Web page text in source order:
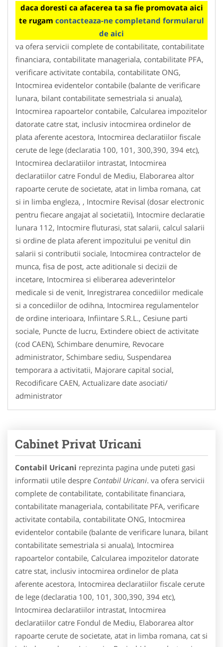
daca doresti ca afacerea ta sa fie promovata aici
te rugam contacteaza-ne completand formularul
de aici
va ofera servicii complete de contabilitate, contabilitate
financiara, contabilitate manageriala, contabilitate PFA,
verificare activitate contabila, contabilitate ONG,
Intocmirea evidentelor contabile (balante de verificare
lunara, bilant contabilitate semestriala si anuala),
Intocmirea rapoartelor contabile, Calcularea impozitelor
datorate catre stat, inclusiv intocmirea ordinelor de
plata aferente acestora, Intocmirea declaratiilor fiscale
cerute de lege (declaratia 100, 101, 300,390, 394 etc),
Intocmirea declaratiilor intrastat, Intocmirea
declaratiilor catre Fondul de Mediu, Elaborarea altor
rapoarte cerute de societate, atat in limba romana, cat
si in limba engleza, , Intocmire Revisal (dosar electronic
pentru fiecare angajat al societatii), Intocmire declaratie
lunara 112, Intocmire fluturasi, stat salarii, calcul salarii
si ordine de plata aferent impozitului pe venitul din
salarii si contributii sociale, Intocmirea contractelor de
munca, fisa de post, acte aditionale si decizii de
incetare, Intocmirea si eliberarea adeverintelor
medicale si de venit, Inregistrarea concediilor medicale
si a concediilor de odihna, Intocmirea regulamentelor
de ordine interioara, Infiintare S.R.L., Cesiune parti
sociale, Puncte de lucru, Extindere obiect de activitate
(cod CAEN), Schimbare denumire, Revocare
administrator, Schimbare sediu, Suspendarea
temporara a activitatii, Majorare capital social,
Recodificare CAEN, Actualizare date asociati/
administrator
Cabinet Privat Uricani
Contabil Uricani reprezinta pagina unde puteti gasi
informatii utile despre Contabil Uricani. va ofera servicii
complete de contabilitate, contabilitate financiara,
contabilitate manageriala, contabilitate PFA, verificare
activitate contabila, contabilitate ONG, Intocmirea
evidentelor contabile (balante de verificare lunara, bilant
contabilitate semestriala si anuala), Intocmirea
rapoartelor contabile, Calcularea impozitelor datorate
catre stat, inclusiv intocmirea ordinelor de plata
aferente acestora, Intocmirea declaratiilor fiscale cerute
de lege (declaratia 100, 101, 300,390, 394 etc),
Intocmirea declaratiilor intrastat, Intocmirea
declaratiilor catre Fondul de Mediu, Elaborarea altor
rapoarte cerute de societate, atat in limba romana, cat si